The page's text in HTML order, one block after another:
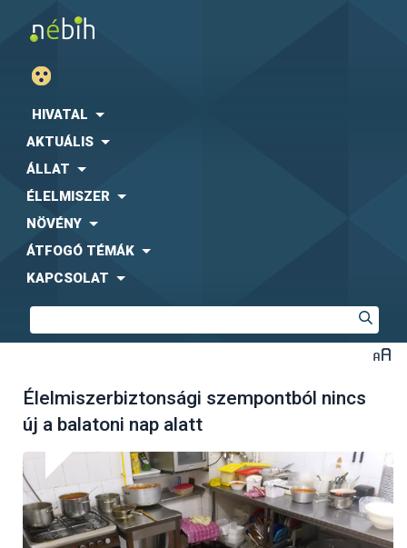
HIVATAL
AKTUÁLIS
ÁLLAT
ÉLELMISZER
NÖVÉNY
ÁTFOGÓ TÉMÁK
KAPCSOLAT
Élelmiszerbiztonsági szempontból nincs
új a balatoni nap alatt